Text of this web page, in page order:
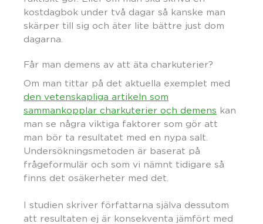
kostdagbok under två dagar så kanske man
skärper till sig och äter lite bättre just dom
dagarna.
Får man demens av att äta charkuterier?
Om man tittar på det aktuella exemplet med
den vetenskapliga artikeln som
sammankopplar charkuterier och demens kan
man se några viktiga faktorer som gör att
man bör ta resultatet med en nypa salt.
Undersökningsmetoden är baserat på
frågeformulär och som vi nämnt tidigare så
finns det osäkerheter med det.
I studien skriver författarna själva dessutom
att resultaten ej är konsekventa jämfört med